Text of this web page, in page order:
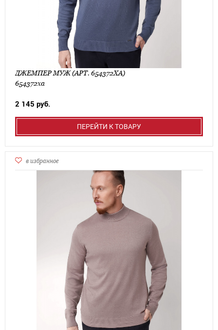
ДЖЕМПЕР МУЖ (АРТ. 654372ХА)
654372ха
2 145 руб.
ПЕРЕЙТИ К ТОВАРУ
в избранное